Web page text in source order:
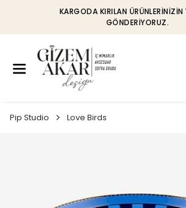
KARGODA KIRILAN ÜRÜNLERINIZIN
GÖNDERIYORUZ.
Pip Studio Love Birds